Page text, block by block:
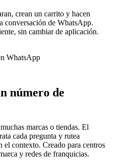
crean un carrito y hacen
conversación de WhatsApp.
sin cambiar de aplicación.
WhatsApp
número de
marcas o tiendas. El
cada pregunta y rutea
el contexto. Creado para centros
y redes de franquicias.